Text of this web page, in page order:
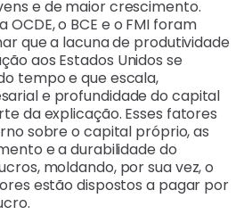
e de maior crescimento.
o BCE e o FMI foram
que a lacuna de produtividade
aos Estados Unidos se
tempo e que escala,
e profundidade do capital
da explicação. Esses fatores
sobre o capital próprio, as
e a durabilidade do
moldando, por sua vez, o
estão dispostos a pagar por